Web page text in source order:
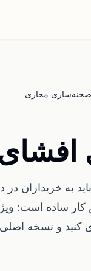
صحنه‌سازی مجازی
به خریداران در
ساده است:
و نسخه اصلی